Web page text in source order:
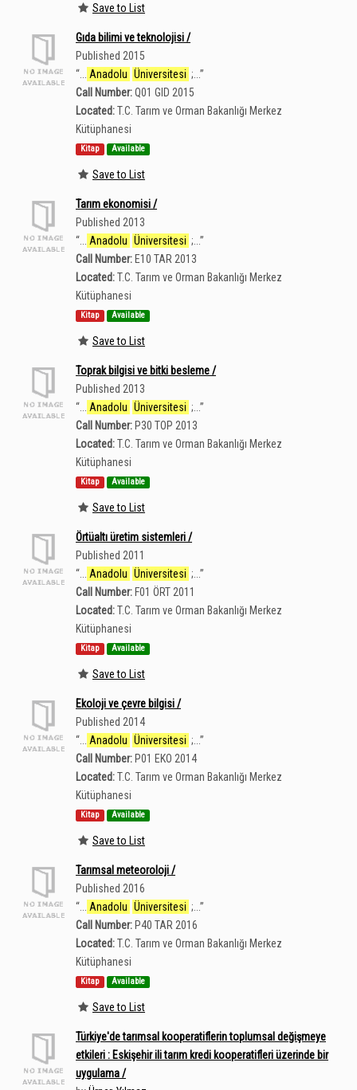
Save to List
Gıda bilimi ve teknolojisi /
Published 2015
“
Anadolu Üniversitesi ;...”
Call Number:Q01 GID 2015
Located:T.C. Tarım ve Orman Bakanlığı Merkez
Kütüphanesi
Kitap Available
Save to List
Tarım ekonomisi /
Published 2013
“
Anadolu Üniversitesi ;...”
Call Number: E10 TAR 2013
Located:T.C. Tarım ve Orman Bakanlığı Merkez
Kütüphanesi
Kitap Available
Save to List
Toprak bilgisi ve bitki besleme /
Published 2013
“
Anadolu Üniversitesi ;...”
Call Number: P30 TOP 2013
Located:T.C. Tarım ve Orman Bakanlığı Merkez
Kütüphanesi
Kitap Available
Save to List
Örtüaltı üretim sistemleri /
Published 2011
“
Anadolu Üniversitesi ;...”
Call Number: F01 ÖRT 2011
Located:T.C. Tarım ve Orman Bakanlığı Merkez
Kütüphanesi
Kitap Available
Save to List
Ekoloji ve çevre bilgisi /
Published 2014
“
Anadolu Üniversitesi ;...”
Call Number: P01 EKO 2014
Located:T.C. Tarım ve Orman Bakanlığı Merkez
Kütüphanesi
Kitap Available
Save to List
Tarımsal meteoroloji /
Published 2016
“
Anadolu Üniversitesi ;...”
Call Number: P40 TAR 2016
Located:T.C. Tarım ve Orman Bakanlığı Merkez
Kütüphanesi
Kitap Available
Save to List
Türkiye'de tarımsal kooperatiflerin toplumsal değişmeye
etkileri : Eskişehir ili tarım kredi kooperatifleri üzerinde bir
uygulama /